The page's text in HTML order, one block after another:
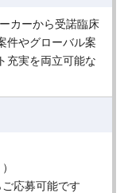
カーから受諾臨床
件やグローバル案
充実を両立可能な
応募可能です